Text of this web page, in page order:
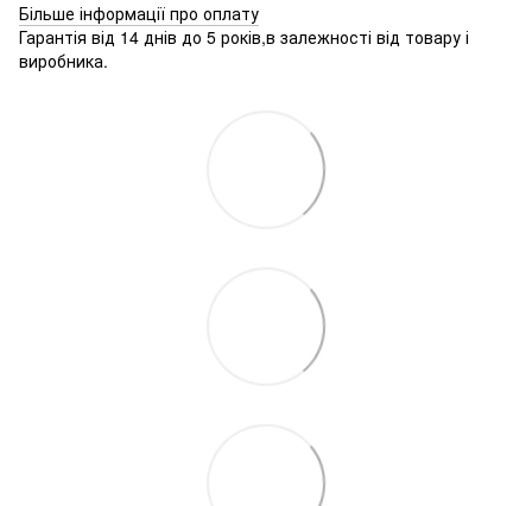
Більше інформації про оплату
Гарантія від 14 днів до 5 років,в залежності від товару і
виробника.